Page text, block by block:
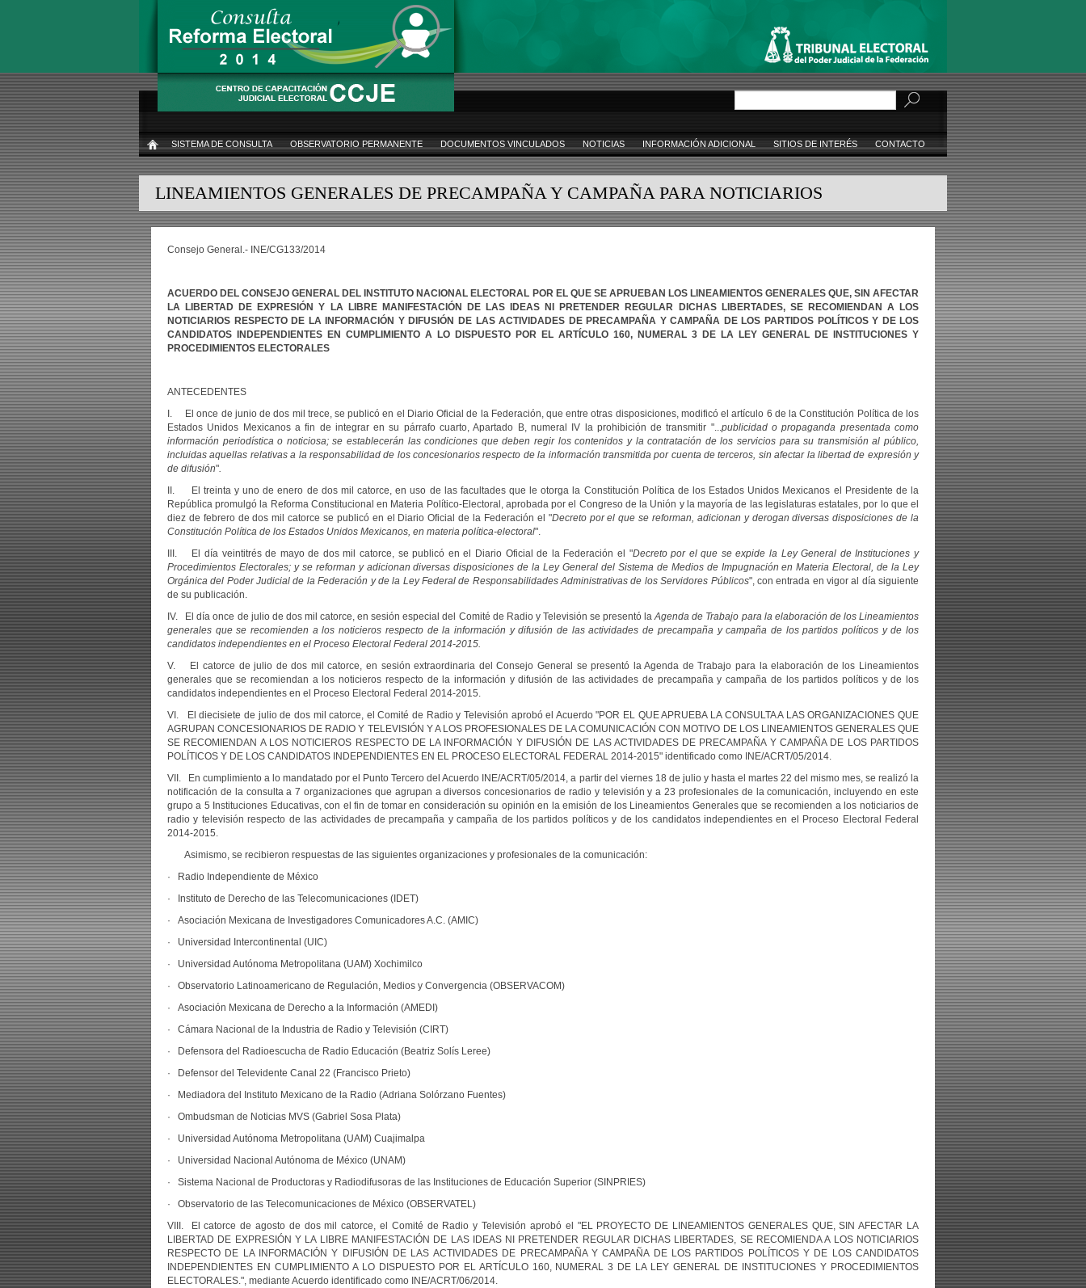
SISTEMA DE CONSULTA OBSERVATORIO PERMANENTE DOCUMENTOS VINCULADOS NOTICIAS INFORMACIÓN ADICIONAL SITIOS DE INTERÉS CONTACTO
LINEAMIENTOS GENERALES DE PRECAMPAÑA Y CAMPAÑA PARA NOTICIARIOS
Consejo General.- INE/CG133/2014
ACUERDO DEL CONSEJO GENERAL DEL INSTITUTO NACIONAL ELECTORAL POR EL QUE SE APRUEBAN LOS LINEAMIENTOS GENERALES QUE, SIN AFECTAR
LA LIBERTAD DE EXPRESIÓN Y LA LIBRE MANIFESTACIÓN DE LAS IDEAS NI PRETENDER REGULAR DICHAS LIBERTADES, SE RECOMIENDAN A LOS
NOTICIARIOS RESPECTO DE LA INFORMACIÓN Y DIFUSIÓN DE LAS ACTIVIDADES DE PRECAMPAÑA Y CAMPAÑA DE LOS PARTIDOS POLÍTICOS Y DE LOS
CANDIDATOS
INDEPENDIENTES EN CUMPLIMIENTO A LO DISPUESTO POR EL ARTÍCULO 160, NUMERAL 3 DE LA LEY GENERAL DE INSTITUCIONES Y
PROCEDIMIENTOS ELECTORALES
ANTECEDENTES
I. El once de junio de dos mil trece, se publicó en el Diario Oficial de la Federación, que entre otras disposiciones, modificó el artículo 6 de la Constitución Política de los
Estados Unidos Mexicanos a fin de integrar en su párrafo cuarto, Apartado B, numeral IV la prohibición de transmitir "...publicidad o propaganda presentada como
información periodística o noticiosa; se establecerán las condiciones que deben regir los contenidos y la contratación de los servicios para su transmisión al público,
incluidas aquellas relativas a la responsabilidad de los concesionarios respecto de la información transmitida por cuenta de terceros, sin afectar la libertad de expresión y
de difusión".
II. El treinta y uno de enero de dos mil catorce, en uso de las facultades que le otorga la Constitución Política de los Estados Unidos Mexicanos el Presidente de la
República promulgó la Reforma Constitucional en Materia Político-Electoral, aprobada por el Congreso de la Unión y la mayoría de las legislaturas estatales, por lo que el
diez de febrero de dos mil catorce se publicó en el Diario Oficial de la Federación el "Decreto por el que se reforman, adicionan y derogan diversas disposicionesde la
Constitución Política de los Estados Unidos Mexicanos, en materia política-electoral".
III. El día veintitrés de mayo de dos mil catorce, se publicó en el Diario Oficial de la Federación el "Decreto por el que se expide la Ley General de Instituciones y
Procedimientos Electorales; y se reforman y adicionan diversas disposiciones de la Ley General del Sistema de Medios de Impugnación en Materia Electoral, de la Ley
Orgánica del Poder Judicial de la Federación y de la Ley Federal de Responsabilidades Administrativas de los Servidores Públicos", con entrada en vigor al día siguiente
de su publicación.
IV. El día once de julio de dos mil catorce, en sesión especial del Comité de Radio y Televisión se presentó laAgenda de Trabajo para la elaboración de los Lineamientos
generales que se recomienden a los noticieros respecto de la información y difusión de las actividades de precampaña y campaña de los partidos políticos y de los
candidatos independientes en el Proceso Electoral Federal 2014-2015.
V. El catorce de julio de dos mil catorce, en sesión extraordinaria del Consejo General se presentó la Agenda de Trabajo para la elaboración de los Lineamientos
generales que se recomiendan a los noticieros respecto de la información y difusión de las actividades de precampaña y campaña de los partidos políticos y de los
candidatos independientes en el Proceso Electoral Federal 2014-2015.
VI. El diecisiete de julio de dos mil catorce, el Comité de Radio y Televisión aprobó el Acuerdo "POR EL QUE APRUEBA LA CONSULTA A LAS ORGANIZACIONES QUE
AGRUPAN CONCESIONARIOS DE RADIO Y TELEVISIÓN Y A LOS PROFESIONALES DE LA COMUNICACIÓN CON MOTIVO DE LOS LINEAMIENTOS GENERALES QUE
SE RECOMIENDAN A LOS NOTICIEROS RESPECTO DE LA INFORMACIÓN Y DIFUSIÓN DE LAS ACTIVIDADES DE PRECAMPAÑA Y CAMPAÑA DE LOS PARTIDOS
POLÍTICOS Y DE LOS CANDIDATOS INDEPENDIENTES EN EL PROCESO ELECTORAL FEDERAL 2014-2015" identificado como INE/ACRT/05/2014.
VII. En cumplimiento a lo mandatado por el Punto Tercero del Acuerdo INE/ACRT/05/2014, a partir del viernes 18 de julio y hasta el martes 22 del mismo mes, se realizó la
notificación de la consulta a 7 organizaciones que agrupan a diversos concesionarios de radio y televisión y a 23 profesionales de la comunicación, incluyendo en este
grupo a 5 Instituciones Educativas, con el fin de tomar en consideración su opinión en la emisión de los Lineamientos Generales que se recomienden a los noticiarios de
radio y televisión respecto de las actividades de precampaña y campaña de los partidos políticos y de los candidatos independientes en el Proceso Electoral Federal
2014-2015.
Asimismo, se recibieron respuestas de las siguientes organizaciones y profesionales de la comunicación:
· Radio Independiente de México
· Instituto de Derecho de las Telecomunicaciones (IDET)
· Asociación Mexicana de Investigadores Comunicadores A.C. (AMIC)
· Universidad Intercontinental (UIC)
· Universidad Autónoma Metropolitana (UAM) Xochimilco
· Observatorio Latinoamericano de Regulación, Medios y Convergencia (OBSERVACOM)
· Asociación Mexicana de Derecho a la Información (AMEDI)
· Cámara Nacional de la Industria de Radio y Televisión (CIRT)
· Defensora del Radioescucha de Radio Educación (Beatriz Solís Leree)
· Defensor del Televidente Canal 22 (Francisco Prieto)
· Mediadora del Instituto Mexicano de la Radio (Adriana Solórzano Fuentes)
· Ombudsman de Noticias MVS (Gabriel Sosa Plata)
· Universidad Autónoma Metropolitana (UAM) Cuajimalpa
· Universidad Nacional Autónoma de México (UNAM)
· Sistema Nacional de Productoras y Radiodifusoras de las Instituciones de Educación Superior (SINPRIES)
· Observatorio de las Telecomunicaciones de México (OBSERVATEL)
VIII. El catorce de agosto de dos mil catorce, el Comité de Radio y Televisión aprobó el "EL PROYECTO DE LINEAMIENTOS GENERALES QUE, SIN AFECTAR LA
LIBERTAD DE EXPRESIÓN Y LA LIBRE MANIFESTACIÓN DE LAS IDEAS NI PRETENDER REGULAR DICHAS LIBERTADES, SE RECOMIENDA A LOS NOTICIARIOS
RESPECTO DE LA INFORMACIÓN Y DIFUSIÓN DE LAS ACTIVIDADES DE PRECAMPAÑA Y CAMPAÑA DE LOS PARTIDOS POLÍTICOS Y DE LOS CANDIDATOS
INDEPENDIENTES EN CUMPLIMIENTO A LO DISPUESTO POR EL ARTÍCULO 160, NUMERAL 3 DE LA LEY GENERAL DE INSTITUCIONES Y PROCEDIMIENTOS
ELECTORALES.", mediante Acuerdo identificado como INE/ACRT/06/2014.